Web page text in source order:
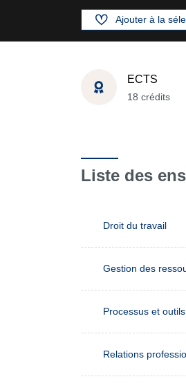
Ajouter à la
ECTS
18 crédits
Liste des
Droit du travail
Gestion des
Processus et
Relations